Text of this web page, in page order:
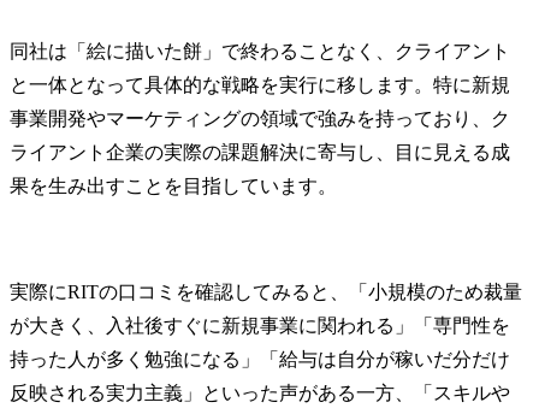
同社は「絵に描いた餅」で終わることなく、クライアント
と一体となって具体的な戦略を実行に移します。特に新規
事業開発やマーケティングの領域で強みを持っており、ク
ライアント企業の実際の課題解決に寄与し、目に見える成
果を生み出すことを目指しています。
実際にRITの口コミを確認してみると、「小規模のため裁量
が大きく、入社後すぐに新規事業に関われる」「専門性を
持った人が多く勉強になる」「給与は自分が稼いだ分だけ
反映される実力主義」といった声がある一方、「スキルや